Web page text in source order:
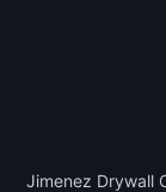
Jimenez Drywall